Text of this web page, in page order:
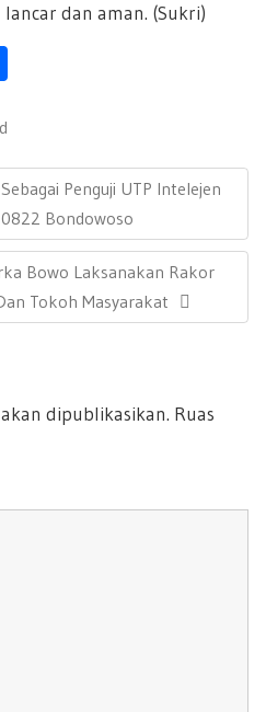
dan aman. (Sukri)
e
Penguji UTP Intelejen
Bondowoso
Bowo Laksanakan Rakor
Tokoh Masyarakat
dipublikasikan. Ruas